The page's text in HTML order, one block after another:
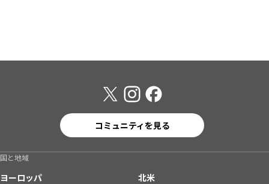
コミュニティを見る
国と地域
ヨーロッパ
北米